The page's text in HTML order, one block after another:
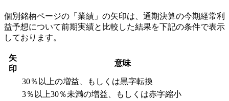
個別銘柄ページの「業績」の矢印は、通期決算の今期経常利
益予想について前期実績と比較した結果を下記の条件で表示
しております。
矢
印
意味
30％以上の増益、もしくは黒字転換
3％以上30％未満の増益、もしくは赤字縮小